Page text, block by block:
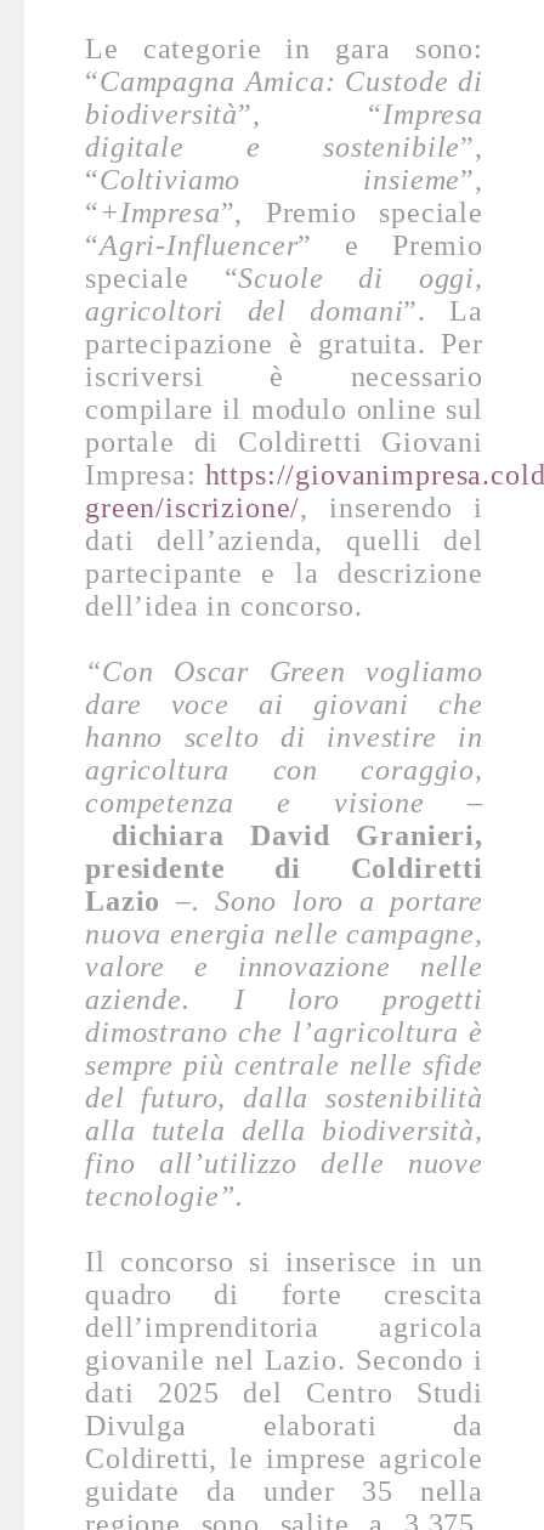
Le categorie in gara sono:
“Campagna Amica: Custode di
biodiversità”, “Impresa
digitale e sostenibile”,
“Coltiviamo insieme”,
“+Impresa”, Premio speciale
“Agri-Influencer” e Premio
speciale “Scuole di oggi,
agricoltori del domani”. La
partecipazione è gratuita. Per
iscriversi è necessario
compilare il modulo online sul
portale di Coldiretti Giovani
Impresa: https://
green/iscrizione/, inserendo i
dati dell’azienda, quelli del
partecipante e la descrizione
dell’idea in concorso.
“Con Oscar Green vogliamo
dare voce ai giovani che
hanno scelto di investire in
agricoltura con coraggio,
competenza e visione –
dichiara David Granieri,
presidente di Coldiretti
Lazio –. Sono loro a portare
nuova energia nelle campagne,
valore e innovazione nelle
aziende. I loro progetti
dimostrano che l’agricoltura è
sempre più centrale nelle sfide
del futuro, dalla sostenibilità
alla tutela della biodiversità,
fino all’utilizzo delle nuove
tecnologie”.
Il concorso si inserisce in un
quadro di forte crescita
dell’imprenditoria agricola
giovanile nel Lazio. Secondo i
dati 2025 del Centro Studi
Divulga elaborati da
Coldiretti, le imprese agricole
guidate da under 35 nella